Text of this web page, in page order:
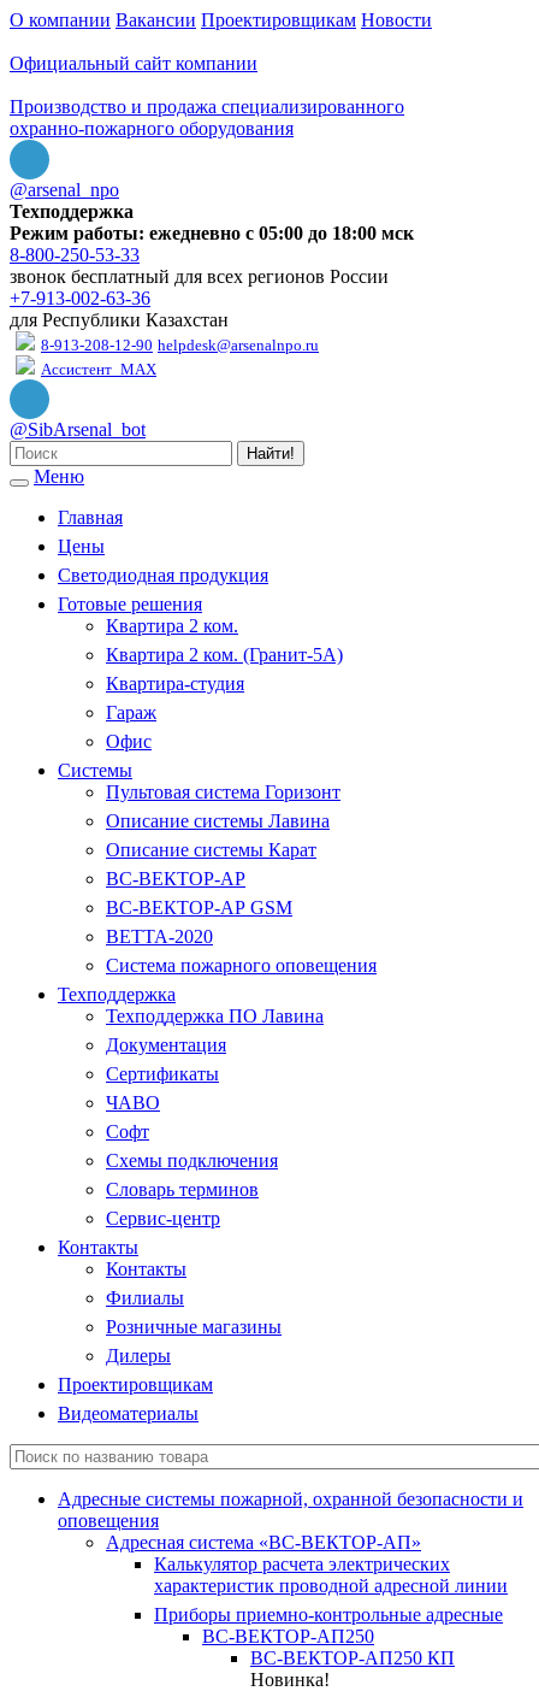
О компании Вакансии Проектировщикам Новости
Официальный сайт компании
Производство и продажа специализированного
охранно-пожарного оборудования
@arsenal_npo
Техподдержка
Режим работы: ежедневно с 05:00 до 18:00 мск
8-800-250-53-33
звонок бесплатный для всех регионов России
+7-913-002-63-36
для Республики Казахстан
8-913-208-12-90 helpdesk@arsenalnpo.ru
Ассистент_MAX
@SibArsenal_bot
Найти!
Меню
Главная
Цены
Светодиодная продукция
Готовые решения
Квартира 2 ком.
Квартира 2 ком. (Гранит-5А)
Квартира-студия
Гараж
Офис
Системы
Пультовая система Горизонт
Описание системы Лавина
Описание системы Карат
ВС-ВЕКТОР-АР
ВС-ВЕКТОР-АР GSM
ВЕТТА-2020
Система пожарного оповещения
Техподдержка
Техподдержка ПО Лавина
Документация
Сертификаты
ЧАВО
Софт
Схемы подключения
Словарь терминов
Сервис-центр
Контакты
Контакты
Филиалы
Розничные магазины
Дилеры
Проектировщикам
Видеоматериалы
Адресные системы пожарной, охранной безопасности и
оповещения
Адресная система «ВС-ВЕКТОР-АП»
Калькулятор расчета электрических
характеристик проводной адресной линии
Приборы приемно-контрольные адресные
ВС-ВЕКТОР-АП250
ВС-ВЕКТОР-АП250 КП
Новинка!